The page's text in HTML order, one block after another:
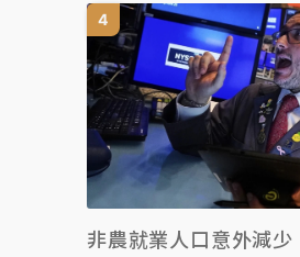
非農就業人口意外減少